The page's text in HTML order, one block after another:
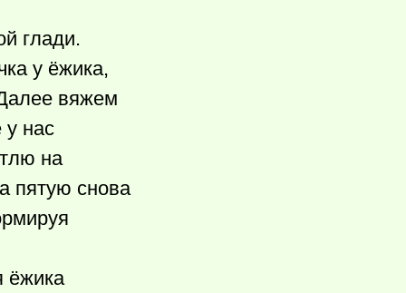
глади.
у ёжика,
вяжем
у нас
на
пятую снова
ёжика